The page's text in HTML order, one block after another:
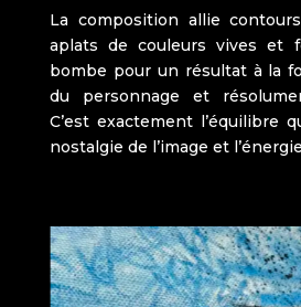
La composition allie
aplats de couleurs vives et
bombe pour un résultat à la
du personnage et
C’est exactement l’équilibre
nostalgie de l’image et